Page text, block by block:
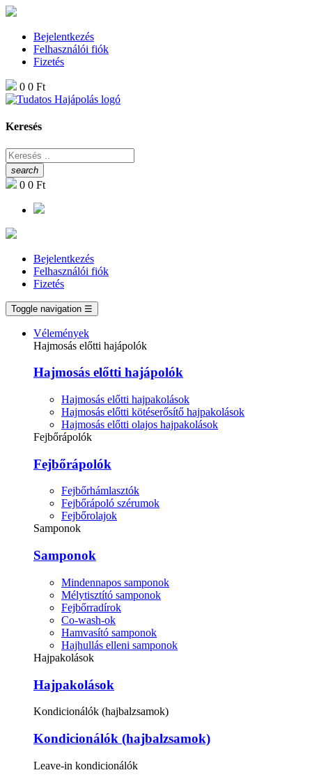
Bejelentkezés
Felhasználói fiók
Fizetés
0 0 Ft
Keresés
search
0 0 Ft
Bejelentkezés
Felhasználói fiók
Fizetés
Toggle navigation ☰
Vélemények
Hajmosás előtti hajápolók
Hajmosás előtti hajápolók
Hajmosás előtti hajpakolások
Hajmosás előtti kötéserősítő hajpakolások
Hajmosás előtti olajos hajpakolások
Fejbőrápolók
Fejbőrápolók
Fejbőrhámlasztók
Fejbőrápoló szérumok
Fejbőrolajok
Samponok
Samponok
Mindennapos samponok
Mélytisztító samponok
Fejbőrradírok
Co-wash-ok
Hamvasító samponok
Hajhullás elleni samponok
Hajpakolások
Hajpakolások
Kondicionálók (hajbalzsamok)
Kondicionálók (hajbalzsamok)
Leave-in kondicionálók